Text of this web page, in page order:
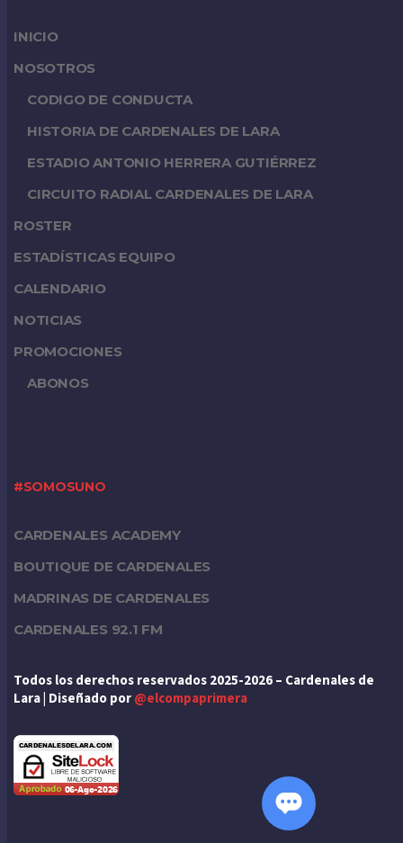
INICIO
NOSOTROS
CODIGO DE CONDUCTA
HISTORIA DE CARDENALES DE LARA
ESTADIO ANTONIO HERRERA GUTIÉRREZ
CIRCUITO RADIAL CARDENALES DE LARA
ROSTER
ESTADÍSTICAS EQUIPO
CALENDARIO
NOTICIAS
PROMOCIONES
ABONOS
#SOMOSUNO
CARDENALES ACADEMY
BOUTIQUE DE CARDENALES
MADRINAS DE CARDENALES
CARDENALES 92.1 FM
Todos los derechos reservados 2025-2026 – Cardenales de
Lara | Diseñado por@elcompaprimera